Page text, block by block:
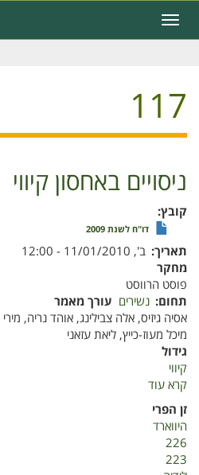
לתוכן
העיקרי
Toggle
navigation
117
ניסויים באחסון קיווי
קובץ
דו"ח לשנת 2009
תאריך ב', 11/01/2010 - 12:00
מחקר
פוסט הרווסט
תחום נשירים עורך מאמר
אסיה גיזיס, אלה צבילינג, אוהד נריה,
מיכל מעוז-כייץ, ליאת עזאני
גידול
קיווי
קרא עוד
זן הפרי
היווארד
226
223